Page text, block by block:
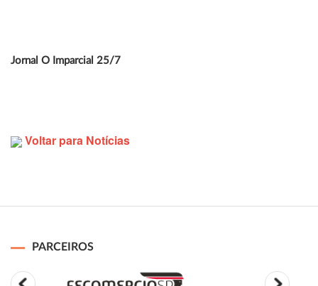
Jornal O Imparcial 25/7
Voltar para Notícias
PARCEIROS